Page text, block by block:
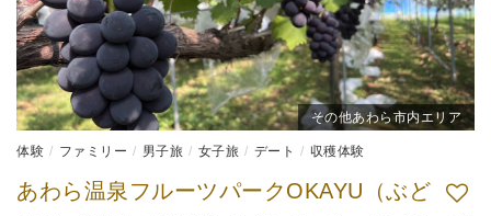
その他あわら市内エリア
体験 ファミリー 男子旅 女子旅 デート 収穫体験
あわら温泉フルーツパークOKAYU（ぶど